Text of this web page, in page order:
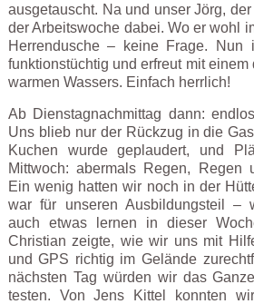
ausgetauscht. Na und unser Jörg,
der Arbeitswoche dabei. Wo er wohl
Herrendusche – keine Frage. Nun
funktionstüchtig und erfreut mit
warmen Wassers. Einfach herrlich!
Ab Dienstagnachmittag dann:
Uns blieb nur der Rückzug in die
Kuchen wurde geplaudert, und
Mittwoch: abermals Regen, Regen
Ein wenig hatten wir noch in der
war für unseren Ausbildungsteil –
auch etwas lernen in dieser
Christian zeigte, wie wir uns mit
und GPS richtig im Gelände
nächsten Tag würden wir das
testen. Von Jens Kittel konnten